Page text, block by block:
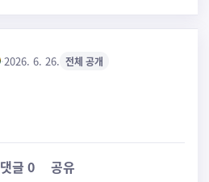
·2026. 6. 26. 전체 공개
댓글 0 공유